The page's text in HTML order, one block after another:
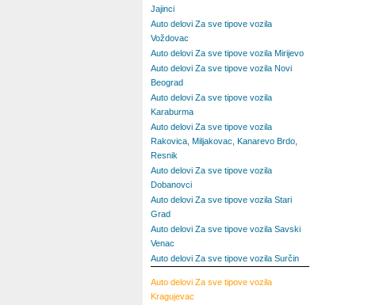
Jajinci
Auto delovi Za sve tipove vozila
Voždovac
Auto delovi Za sve tipove vozila Mirijevo
Auto delovi Za sve tipove vozila Novi
Beograd
Auto delovi Za sve tipove vozila
Karaburma
Auto delovi Za sve tipove vozila
Rakovica, Miljakovac, Kanarevo Brdo,
Resnik
Auto delovi Za sve tipove vozila
Dobanovci
Auto delovi Za sve tipove vozila Stari
Grad
Auto delovi Za sve tipove vozila Savski
Venac
Auto delovi Za sve tipove vozila Surčin
Auto delovi Za sve tipove vozila
Kragujevac